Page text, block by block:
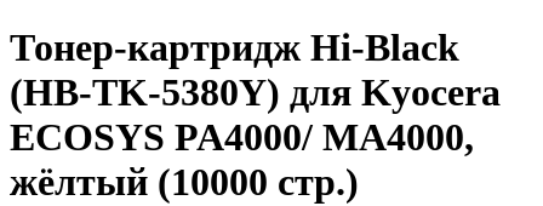
Тонер-картридж Hi-Black
(HB-TK-5380Y) для Kyocera
ECOSYS PA4000/ MA4000,
жёлтый (10000 стр.)